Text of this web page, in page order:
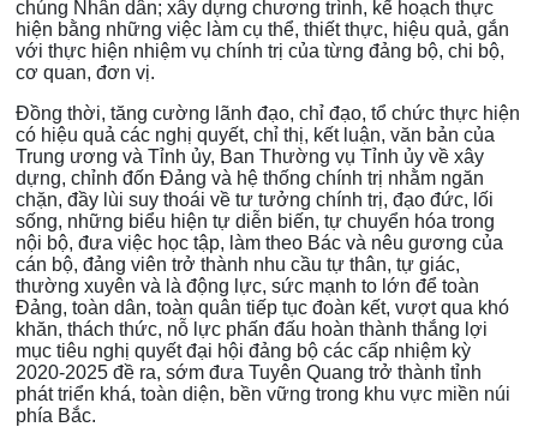
chúng Nhân dân; xây dựng chương trình, kế hoạch thực
hiện bằng những việc làm cụ thể, thiết thực, hiệu quả, gắn
với thực hiện nhiệm vụ chính trị của từng đảng bộ, chi bộ,
cơ quan, đơn vị.
Đồng thời, tăng cường lãnh đạo, chỉ đạo, tổ chức thực hiện
có hiệu quả các nghị quyết, chỉ thị, kết luận, văn bản của
Trung ương và Tỉnh ủy, Ban Thường vụ Tỉnh ủy về xây
dựng, chỉnh đốn Đảng và hệ thống chính trị nhằm ngăn
chặn, đầy lùi suy thoái về tư tưởng chính trị, đạo đức, lối
sống, những biểu hiện tự diễn biến, tự chuyển hóa trong
nội bộ, đưa việc học tập, làm theo Bác và nêu gương của
cán bộ, đảng viên trở thành nhu cầu tự thân, tự giác,
thường xuyên và là động lực, sức mạnh to lớn để toàn
Đảng, toàn dân, toàn quân tiếp tục đoàn kết, vượt qua khó
khăn, thách thức, nỗ lực phấn đấu hoàn thành thắng lợi
mục tiêu nghị quyết đại hội đảng bộ các cấp nhiệm kỳ
2020-2025 đề ra, sớm đưa Tuyên Quang trở thành tỉnh
phát triển khá, toàn diện, bền vững trong khu vực miền núi
phía Bắc.